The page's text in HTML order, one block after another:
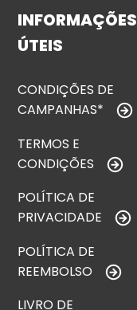
INFORMAÇÕES
ÚTEIS
CONDIÇÕES DE
CAMPANHAS*
TERMOS E
CONDIÇÕES
POLÍTICA DE
PRIVACIDADE
POLÍTICA DE
REEMBOLSO
LIVRO DE